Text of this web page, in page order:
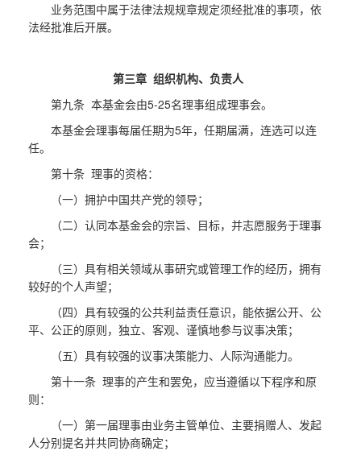
业务范围中属于法律法规规章规定须经批准的事项，依
法经批准后开展。
第三章 组织机构、负责人
第九条 本基金会由5-25名理事组成理事会。
本基金会理事每届任期为5年，任期届满，连选可以连
任。
第十条 理事的资格：
（一）拥护中国共产党的领导；
（二）认同本基金会的宗旨、目标，并志愿服务于理事
会；
（三）具有相关领域从事研究或管理工作的经历，拥有
较好的个人声望；
（四）具有较强的公共利益责任意识，能依据公开、公
平、公正的原则，独立、客观、谨慎地参与议事决策；
（五）具有较强的议事决策能力、人际沟通能力。
第十一条 理事的产生和罢免，应当遵循以下程序和原
则：
（一）第一届理事由业务主管单位、主要捐赠人、发起
人分别提名并共同协商确定；